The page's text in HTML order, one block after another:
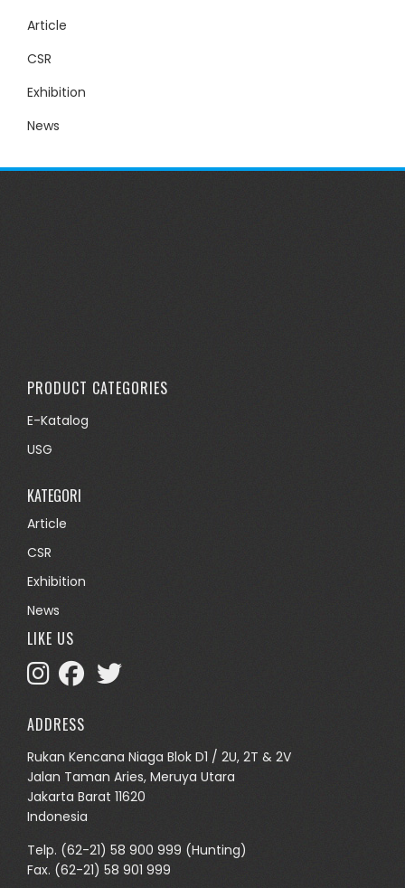
Article
CSR
Exhibition
News
PRODUCT CATEGORIES
E-Katalog
USG
KATEGORI
Article
CSR
Exhibition
News
LIKE US
ADDRESS
Rukan Kencana Niaga Blok D1 / 2U, 2T & 2V
Jalan Taman Aries, Meruya Utara
Jakarta Barat 11620
Indonesia
Telp. (62-21) 58 900 999 (Hunting)
Fax. (62-21) 58 901 999